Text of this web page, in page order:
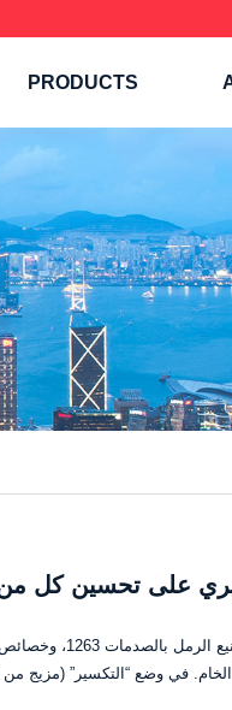
PRODUCTS
على تحسين كل من
في وضع “التكسير” (مزيج من